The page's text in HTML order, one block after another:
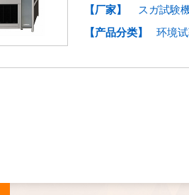
【厂家】
スガ試験
【产品分类】
环境